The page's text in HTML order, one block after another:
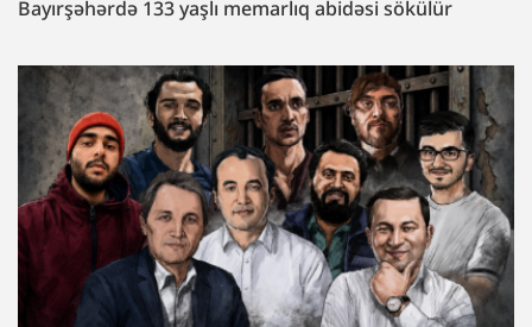
Bayırşəhərdə 133 yaşlı memarlıq abidəsi sökülür